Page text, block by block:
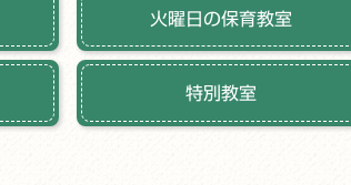
火曜日の保育教室
特別教室